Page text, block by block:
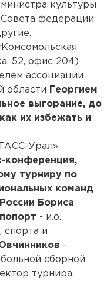
культуры
Совета федерации
52, офис 204)
ассоциации
области
Георгием
выгорание, до
их избежать и
Урал»
конференция,
турниру по
команд
Бориса
- и.о.
спорта и
-
сборной
турнира.